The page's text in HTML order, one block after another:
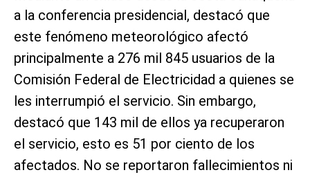
a la conferencia presidencial, destacó que
este fenómeno meteorológico afectó
principalmente a 276 mil 845 usuarios de la
Comisión Federal de Electricidad a quienes se
les interrumpió el servicio. Sin embargo,
destacó que 143 mil de ellos ya recuperaron
el servicio, esto es 51 por ciento de los
afectados. No se reportaron fallecimientos ni